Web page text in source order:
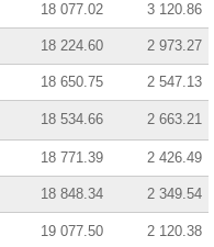
18 077.02 3 120.86
18 224.60 2 973.27
18 650.75 2 547.13
18 534.66 2 663.21
18 771.39 2 426.49
18 848.34 2 349.54
19 077.50 2 120.38